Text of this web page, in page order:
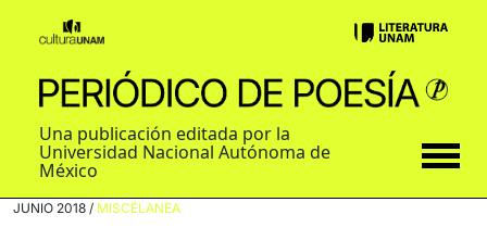
Una publicación editada por la
Universidad Nacional Autónoma de
México
JUNIO 2018 / MISCÉLANEA